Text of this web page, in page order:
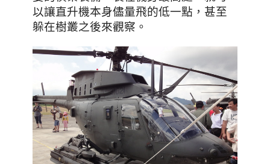
以讓直升機本身儘量飛的低一點 ，甚至
躲在樹叢之後來觀察 。